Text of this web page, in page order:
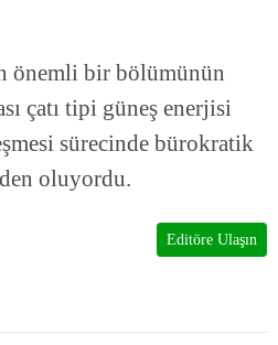
önemli bir bölümünün
çatı tipi güneş enerjisi
sürecinde bürokratik
oluyordu.
Editöre Ulaşın